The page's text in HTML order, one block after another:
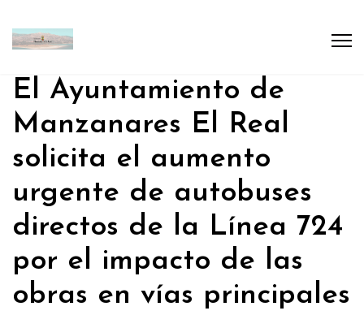
El Ayuntamiento de
Manzanares El Real
solicita el aumento
urgente de autobuses
directos de la Línea 724
por el impacto de las
obras en vías principales